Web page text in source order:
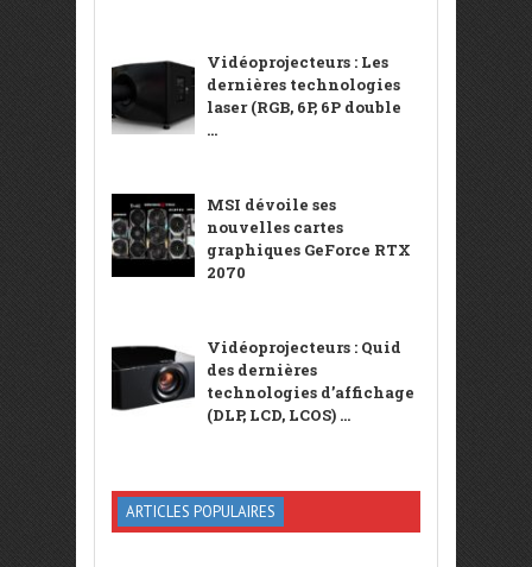
Vidéoprojecteurs : Les
dernières technologies
laser (RGB, 6P, 6P double
...
MSI dévoile ses
nouvelles cartes
graphiques GeForce RTX
2070
Vidéoprojecteurs : Quid
des dernières
technologies d’affichage
(DLP, LCD, LCOS) ...
ARTICLES POPULAIRES